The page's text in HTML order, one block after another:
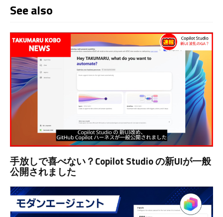
See also
手放しで喜べない？Copilot Studio の新UIが一般
公開されました